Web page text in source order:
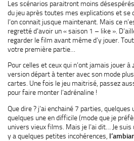
Les scénarios paraitront moins
du jeu après toutes mes explications et se
l’on connait jusque maintenant. Mais ce
regretté d’avoir un « saison 1 – like ».
regarder le film avant même d’y jouer.
votre première partie…
Pour celles et ceux qui n’ont jamais jouer à
version départ à tenter avec son mode
cartes. Une fois le jeu maitrisé, passez
pour faire monter l’adrénaline !
Que dire ? j’ai enchainé 7 parties,
quelques une en difficile (mode que je
univers vieux films. Mais je l’ai dit… Je suis
y a quelques petites incohérences,